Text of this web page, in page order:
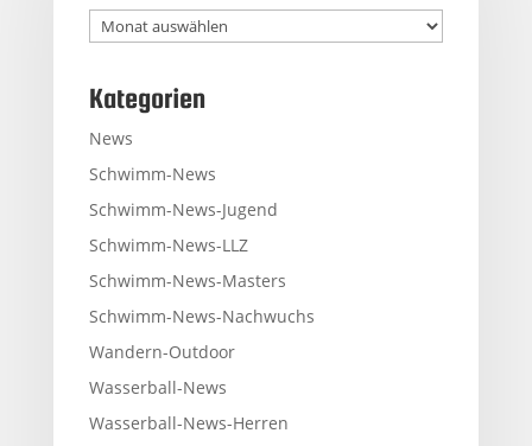
Archiv
Kategorien
News
Schwimm-News
Schwimm-News-Jugend
Schwimm-News-LLZ
Schwimm-News-Masters
Schwimm-News-Nachwuchs
Wandern-Outdoor
Wasserball-News
Wasserball-News-Herren